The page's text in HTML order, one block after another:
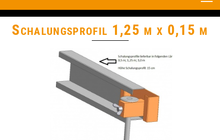
Schalungsprofil 1,25 m x 0,15 m